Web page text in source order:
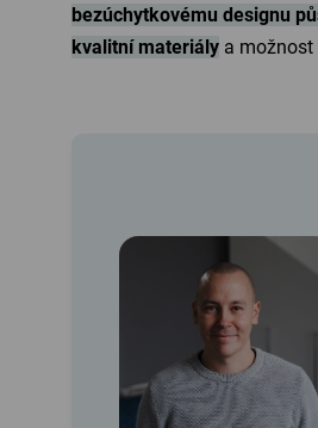
bezúchytkovému designu
kvalitní materiály a možnost